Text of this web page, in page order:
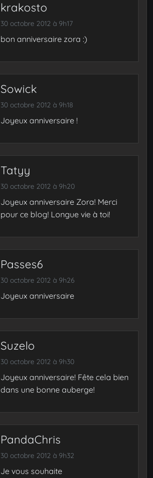
krakosto
30 octobre 2012 à 9h17
bon anniversaire zora :)
Sowick
30 octobre 2012 à 9h18
Joyeux anniversaire !
Tatyy
30 octobre 2012 à 9h20
Joyeux anniversaire Zora! Merci
pour ce blog! Longue vie à toi!
Passes6
30 octobre 2012 à 9h26
Joyeux anniversaire
Suzelo
30 octobre 2012 à 9h30
Joyeux anniversaire! Fête cela bien
dans une bonne auberge!
PandaChris
30 octobre 2012 à 9h32
Je vous souhaite